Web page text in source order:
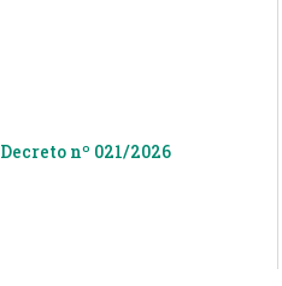
Decreto nº 021/2026